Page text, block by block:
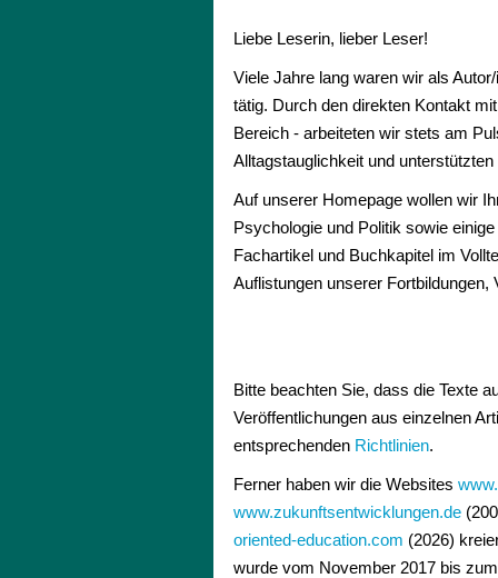
Liebe Leserin, lieber Leser!
Viele Jahre lang waren wir als
tätig. Durch den direkten Kontakt
Bereich - arbeiteten wir stets am
Alltagstauglichkeit und
Auf unserer Homepage wollen wir
Psychologie und Politik sowie
Fachartikel und Buchkapitel im
Auflistungen unserer Fortbildungen,
Bitte beachten Sie, dass die Texte
Veröffentlichungen aus einzelnen
entsprechenden Richtlinien.
Ferner haben wir die Websites
www.zukunftsentwicklungen.de
oriented-education.com (2026)
wurde vom November 2017 bis